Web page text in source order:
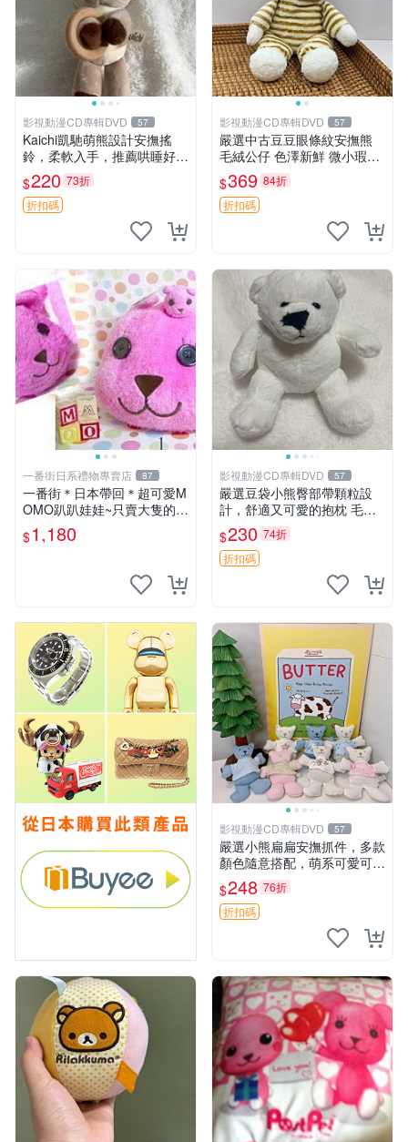
影視動漫CD專輯DVD 57
Kaichi凱馳萌熊設計安撫搖
鈴，柔軟入手，推薦哄睡好選
擇 熊公仔 安撫玩具 喂食環
$220 73折
折扣碼
影視動漫CD專輯DVD 57
嚴選中古豆豆眼條紋安撫熊
毛絨公仔 色澤新鮮 微小瑕疵
可收藏 中古 安撫熊 條紋公仔
$369 84折
折扣碼
一番街日系禮物專賣店 87
一番街＊日本帶回＊超可愛M
OMO趴趴娃娃~只賣大隻的1
號~單隻價～生日禮物
$1,180
影視動漫CD專輯DVD 57
嚴選豆袋小熊臀部帶顆粒設
計，舒適又可愛的抱枕 毛絨
抱枕、臀部按摩、坐墊
$230 74折
折扣碼
影視動漫CD專輯DVD 57
嚴選小熊扁扁安撫抓件，多款
顏色隨意搭配，萌系可愛可改
掛件 小熊安撫抓件 憶記 抓繩
孩童掛件
$248 76折
折扣碼